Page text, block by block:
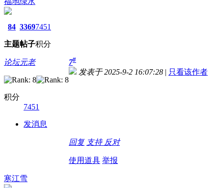
84
主题
3369
帖子
7451
积分
论坛元老
积分
7451
发消息
7#
发表于 2025-9-2 16:07:28 | 只看该作者
回复 支持 反对
使用道具 举报
寒江雪